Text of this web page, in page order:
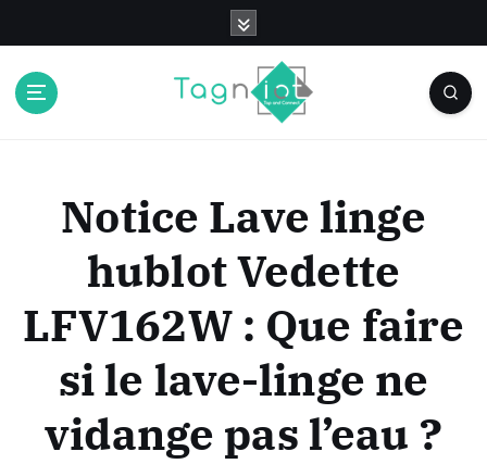
Notice Lave linge
hublot Vedette
LFV162W : Que faire
si le lave-linge ne
vidange pas l’eau ?